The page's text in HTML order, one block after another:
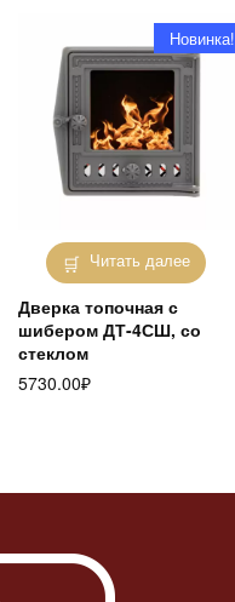
Читать далее
Новинка!
Дверка топочная с
шибером ДТ-4СШ, со
стеклом
5730.00₽